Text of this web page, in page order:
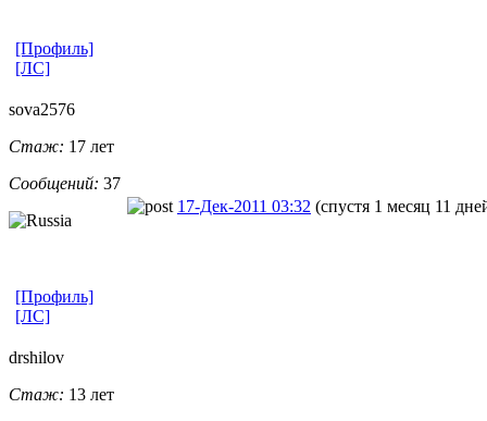
[Профиль]
[ЛС]
sova2576
Стаж: 17 лет
Сообщений: 37
17-Дек-2011 03:32 (спустя 1 месяц 11
[Профиль]
[ЛС]
drshilov
Стаж: 13 лет